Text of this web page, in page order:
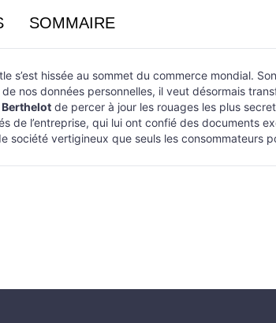
SOMMAIRE
s’est hissée au sommet du commerce mondial.
nos données personnelles, il veut désormais
de percer à jour les rouages les plus
de l’entreprise, qui lui ont confié des documents
société vertigineux que seuls les consommateurs